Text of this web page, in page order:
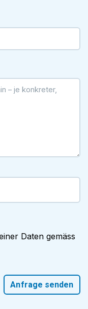
Daten gemäss
Anfrage senden